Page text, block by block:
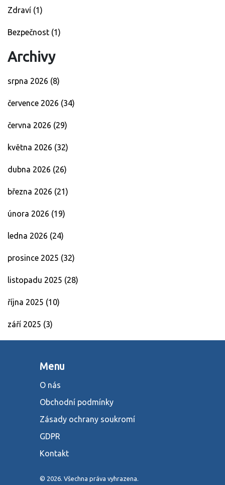
Zdraví (1)
Bezpečnost (1)
Archivy
srpna 2026 (8)
července 2026 (34)
června 2026 (29)
května 2026 (32)
dubna 2026 (26)
března 2026 (21)
února 2026 (19)
ledna 2026 (24)
prosince 2025 (32)
listopadu 2025 (28)
října 2025 (10)
září 2025 (3)
Menu
O nás
Obchodní podmínky
Zásady ochrany soukromí
GDPR
Kontakt
© 2026. Všechna práva vyhrazena.